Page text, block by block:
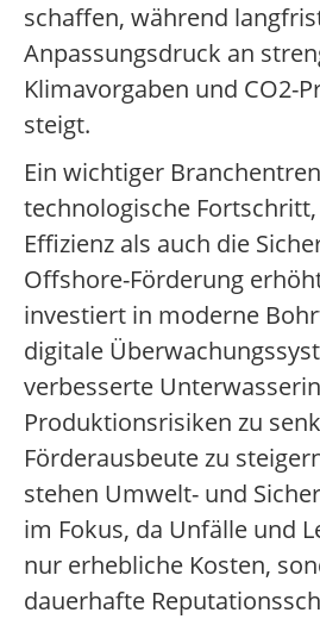
schaffen, während
Anpassungsdruck an
Klimavorgaben und CO2-
steigt.
Ein wichtiger
technologische
Effizienz als auch die
Offshore-Förderung
investiert in moderne
digitale
verbesserte
Produktionsrisiken zu
Förderausbeute zu
stehen Umwelt- und
im Fokus, da Unfälle und
nur erhebliche Kosten,
dauerhafte